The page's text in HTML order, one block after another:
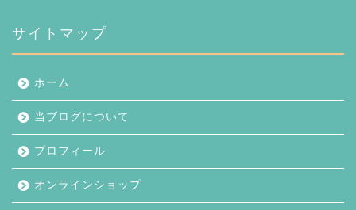
ブ
サイトマップ
ホーム
当ブログについて
プロフィール
オンラインショップ